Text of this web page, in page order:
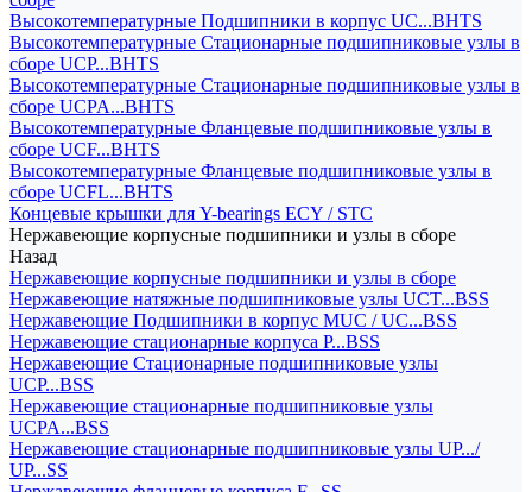
Высокотемпературные Подшипники в корпус UC...BHTS
Высокотемпературные Стационарные подшипниковые узлы в
сборе UCP...BHTS
Высокотемпературные Стационарные подшипниковые узлы в
сборе UCPA...BHTS
Высокотемпературные Фланцевые подшипниковые узлы в
сборе UCF...BHTS
Высокотемпературные Фланцевые подшипниковые узлы в
сборе UCFL...BHTS
Концевые крышки для Y-bearings ECY / STC
Нержавеющие корпусные подшипники и узлы в сборе
Назад
Нержавеющие корпусные подшипники и узлы в сборе
Нержавеющие натяжные подшипниковые узлы UCT...BSS
Нержавеющие Подшипники в корпус MUC / UC...BSS
Нержавеющие стационарные корпуса P...BSS
Нержавеющие Стационарные подшипниковые узлы
UCP...BSS
Нержавеющие стационарные подшипниковые узлы
UCPA...BSS
Нержавеющие стационарные подшипниковые узлы UP.../
UP...SS